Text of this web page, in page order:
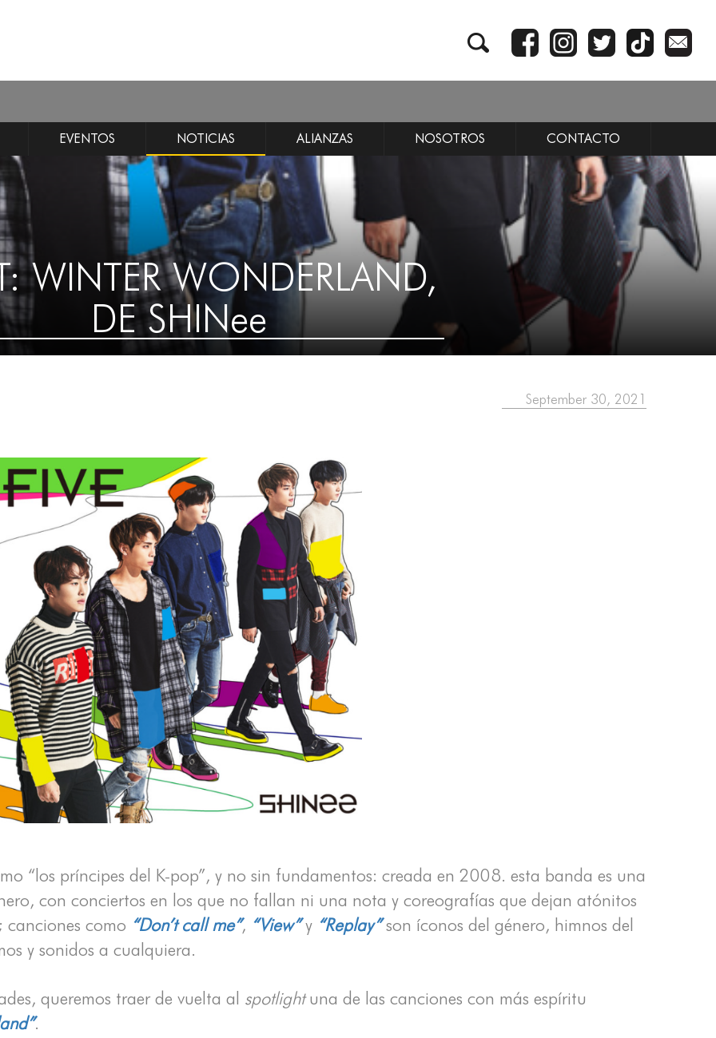
EVENTOS NOTICIAS ALIANZAS NOSOTROS CONTACTO
WINTER WONDERLAND,
DE SHINee
September 30, 2021
“los príncipes del K-pop”, y no sin fundamentos: creada en 2008. esta banda es una
con conciertos en los que no fallan ni una nota y coreografías que dejan atónitos
canciones como “Don’t call me”, “View” y “Replay” son íconos del género, himnos del
y sonidos a cualquiera.
queremos traer de vuelta al spotlightuna de las canciones con más espíritu
.